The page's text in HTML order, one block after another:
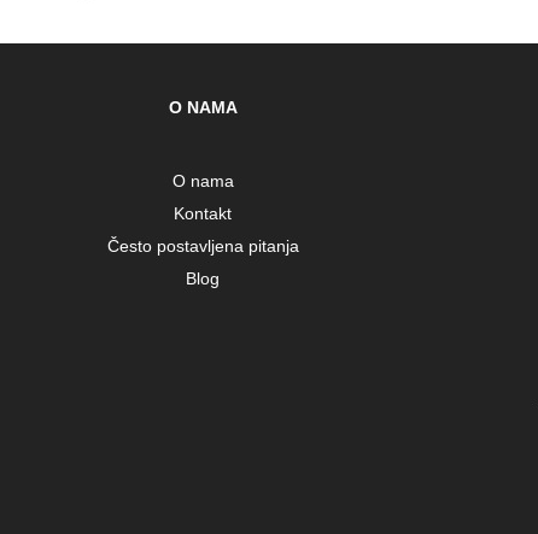
O NAMA
O nama
Kontakt
Često postavljena pitanja
Blog